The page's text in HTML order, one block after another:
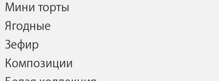
Мини торты
Ягодные
Зефир
Композиции